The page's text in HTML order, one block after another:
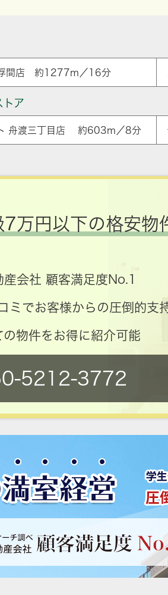
間店 約1277m／16分
トア
舟渡三丁目店 約603m／8分
7万円以下の格安物
産会社 顧客満足度No.1
ミでお客様からの圧倒的支
の物件をお得に紹介可能
5212-3772